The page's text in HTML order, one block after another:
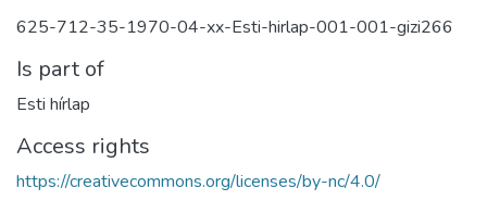
625-712-35-1970-04-xx-Esti-hirlap-001-001-gizi266
Is part of
Esti hírlap
Access rights
https://creativecommons.org/licenses/by-nc/4.0/